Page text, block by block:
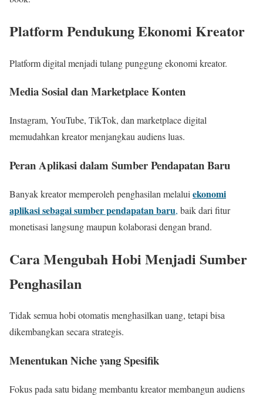
Platform Pendukung Ekonomi Kreator
Platform digital menjadi tulang punggung ekonomi kreator.
Media Sosial dan Marketplace Konten
Instagram, YouTube, TikTok, dan marketplace digital
memudahkan kreator menjangkau audiens luas.
Peran Aplikasi dalam Sumber Pendapatan Baru
Banyak kreator memperoleh penghasilan melalui ekonomi
aplikasi sebagai sumber pendapatan baru, baik dari fitur
monetisasi langsung maupun kolaborasi dengan brand.
Cara Mengubah Hobi Menjadi Sumber
Penghasilan
Tidak semua hobi otomatis menghasilkan uang, tetapi bisa
dikembangkan secara strategis.
Menentukan Niche yang Spesifik
Fokus pada satu bidang membantu kreator membangun audiens